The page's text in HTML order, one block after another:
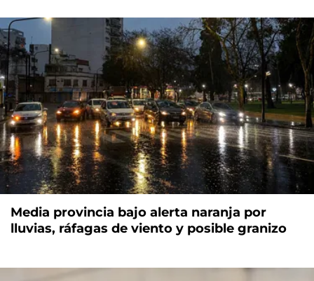
Media provincia bajo alerta naranja por
lluvias, ráfagas de viento y posible granizo